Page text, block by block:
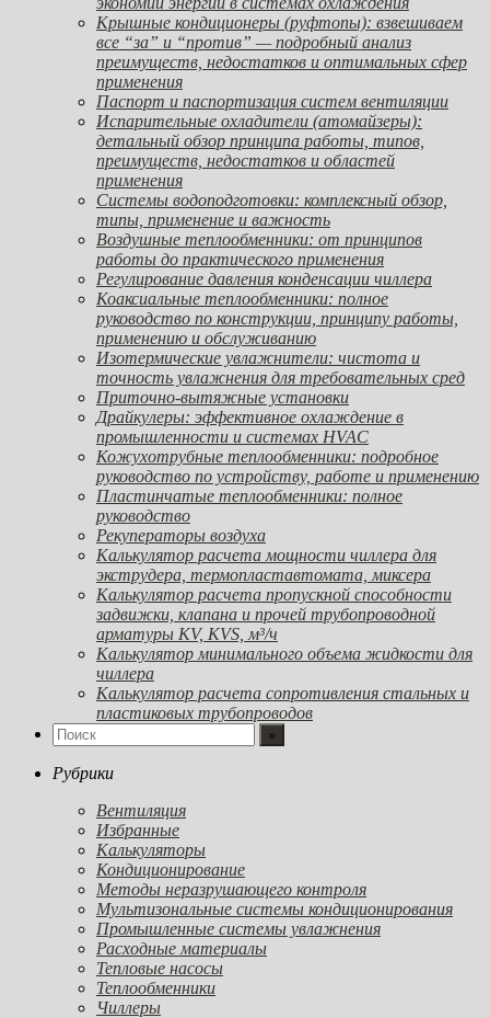
Крышные кондиционеры (руфтопы): взвешиваем
все “за” и “против” — подробный анализ
преимуществ, недостатков и оптимальных сфер
применения
Паспорт и паспортизация систем вентиляции
Испарительные охладители (атомайзеры):
детальный обзор принципа работы, типов,
преимуществ, недостатков и областей
применения
Системы водоподготовки: комплексный обзор,
типы, применение и важность
Воздушные теплообменники: от принципов
работы до практического применения
Регулирование давления конденсации чиллера
Коаксиальные теплообменники: полное
руководство по конструкции, принципу работы,
применению и обслуживанию
Изотермические увлажнители: чистота и
точность увлажнения для требовательных сред
Приточно-вытяжные установки
Драйкулеры: эффективное охлаждение в
промышленности и системах HVAC
Кожухотрубные теплообменники: подробное
руководство по устройству, работе и применению
Пластинчатые теплообменники: полное
руководство
Рекуператоры воздуха
Калькулятор расчета мощности чиллера для
экструдера, термопластавтомата, миксера
Калькулятор расчета пропускной способности
задвижки, клапана и прочей трубопроводной
арматуры KV, KVS, м³/ч
Калькулятор минимального объема жидкости для
чиллера
Калькулятор расчета сопротивления стальных и
пластиковых трубопроводов
Рубрики
Вентиляция
Избранные
Калькуляторы
Кондиционирование
Методы неразрушающего контроля
Мультизональные системы кондиционирования
Промышленные системы увлажнения
Расходные материалы
Тепловые насосы
Теплообменники
Чиллеры